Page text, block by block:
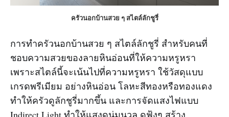
ครัวนอกบ้านสวย ๆ สไตล์ลักชูรี่
การทำครัวนอกบ้านสวย ๆ สไตล์ลักชูรี่ สำหรับคนที่
ชอบความสวยของลายหินอ่อนที่ให้ความหรูหรา
เพราะสไตล์นี้จะเน้นไปที่ความหรูหรา ใช้วัสดุแบบ
เกรดพรีเมียม อย่างหินอ่อน โลหะสีทองหรือทองแดง
ทำให้ครัวดูลักชูรี่มากขึ้น และการจัดแสงไฟแบบ
Indirect Light ทำให้แสงดูนุ่มนวล ดูฟุ้งๆ สร้าง